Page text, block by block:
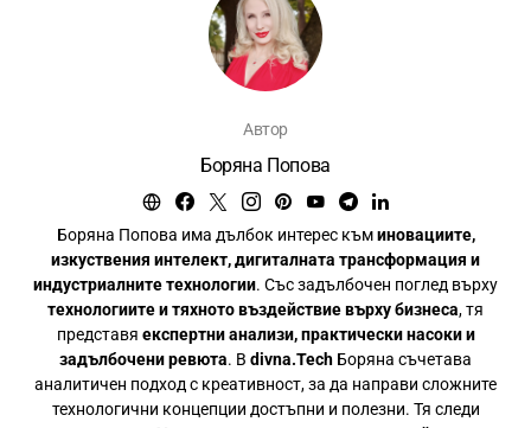
Автор
Боряна Попова
Боряна Попова има дълбок интерес къминовациите,
изкуствения интелект, дигиталната трансформация и
индустриалните технологии. Със задълбочен поглед върху
технологиите и тяхното въздействие върху бизнеса, тя
представя експертни анализи, практически насоки и
задълбочени ревюта. В divna.Tech Боряна съчетава
аналитичен подход с креативност, за да направи сложните
технологични концепции достъпни и полезни. Тя следи